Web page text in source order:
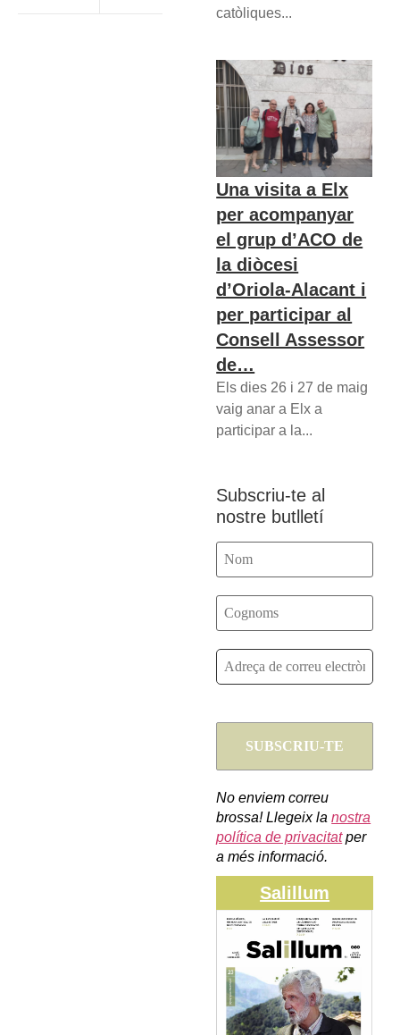
catòliques...
Una visita a Elx
per acompanyar
el grup d’ACO de
la diòcesi
d’Oriola-Alacant i
per participar al
Consell Assessor
de…
Els dies 26 i 27 de maig
vaig anar a Elx a
participar a la...
Subscriu-te al
nostre butlletí
No enviem correu
brossa! Llegeix lanostra
política de privacitatper
a més informació.
Salillum